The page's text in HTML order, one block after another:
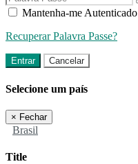
Mantenha-me Autenticado
Recuperar Palavra Passe?
Entrar Cancelar
Selecione um país
× Fechar
Brasil
Title